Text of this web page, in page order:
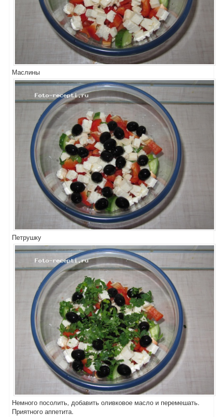
Маслины
Петрушку
Немного посолить, добавить оливковое масло и перемешать.
Приятного аппетита.